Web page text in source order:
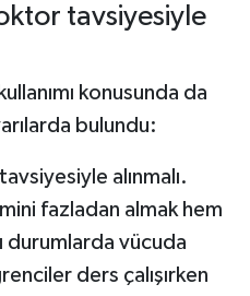
tavsiyesiyle
konusunda da
bulundu:
alınmalı.
fazladan almak hem
durumlarda vücuda
ders çalışırken